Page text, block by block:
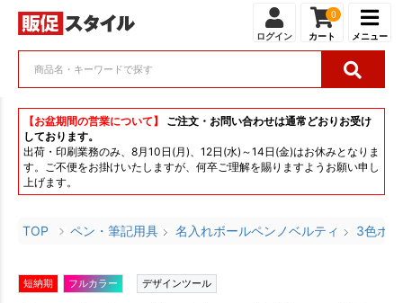
ログイン
0
カート メニュー
【お盆期間の営業について】
ご注文・お問い合わせは通常どおりお受け
しております。
出荷・印刷業務のみ、8月10日(月)、12日(水)～14日(金)はお休みとなりま
す。ご不便をお掛けいたしますが、何卒ご理解を賜りますようお願い申し
上げます。
TOP ペン・筆記用具 名入れボールペンノベルティ 3色ボ
短納期 フルカラー デザインツール